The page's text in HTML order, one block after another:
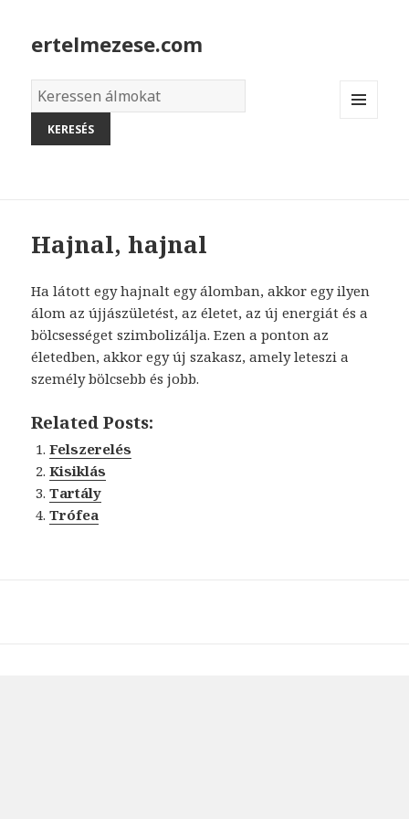
ertelmezese.com
Álmok
szótára
Hajnal, hajnal
Ha látott egy hajnalt egy álomban, akkor egy ilyen
álom az újjászületést, az életet, az új energiát és a
bölcsességet szimbolizálja. Ezen a ponton az
életedben, akkor egy új szakasz, amely leteszi a
személy bölcsebb és jobb.
Related Posts:
Felszerelés
Kisiklás
Tartály
Trófea